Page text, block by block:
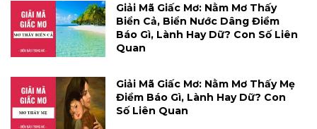
Giải Mã Giấc Mơ: Nằm Mơ Thấy
Biển Cả, Biển Nước Dâng Điềm
Báo Gì, Lành Hay Dữ? Con Số Liên
Quan
Giải Mã Giấc Mơ: Nằm Mơ Thấy Mẹ
Điềm Báo Gì, Lành Hay Dữ? Con
Số Liên Quan